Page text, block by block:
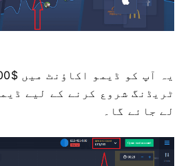
ٹریڈنگ شروع کرنے کے لیے
لے جائے گا۔